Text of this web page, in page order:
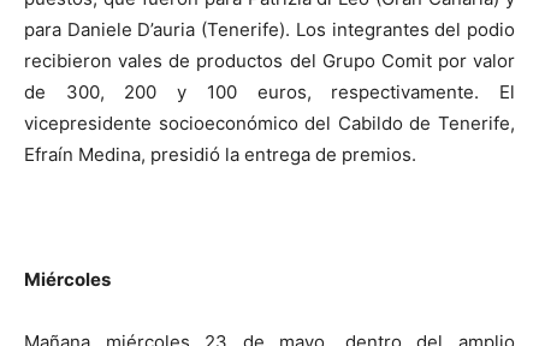
para Daniele D’auria (Tenerife). Los integrantes del podio
recibieron vales de productos del Grupo Comit por valor
de 300, 200 y 100 euros, respectivamente. El
vicepresidente socioeconómico del Cabildo de Tenerife,
Efraín Medina, presidió la entrega de premios.
Miércoles